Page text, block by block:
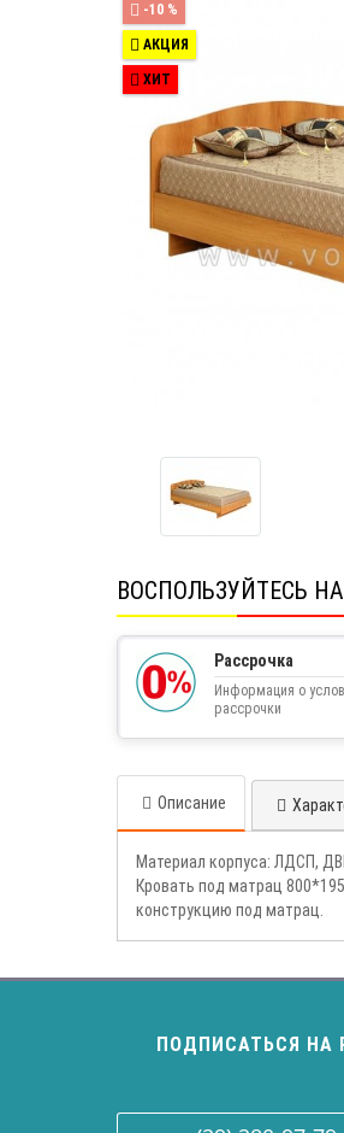
-10 %
АКЦИЯ
ХИТ
ВОСПОЛЬЗУЙТЕСЬ
Рассрочка
Информация о
рассрочки
Описание
Материал корпуса: ЛДСП,
Кровать под матрац
конструкцию под матрац.
ПОДПИСАТЬСЯ НА